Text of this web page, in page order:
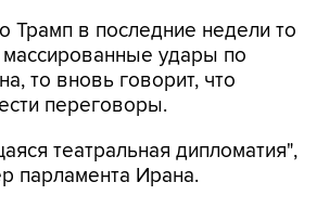
Трамп в последние недели то
удары по
то вновь говорит, что
переговоры.
театральная дипломатия",
парламента Ирана.